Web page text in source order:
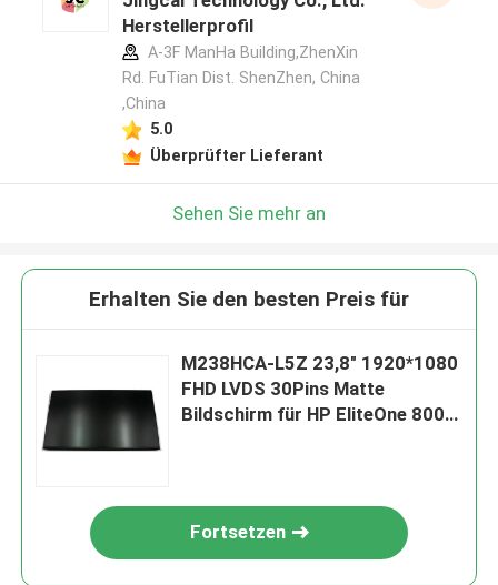
Herstellerprofil
A-3F ManHa Building,ZhenXin
Rd. FuTian Dist. ShenZhen, China
,China
5.0
Überprüfter Lieferant
Sehen Sie mehr an
Erhalten Sie den besten Preis für
M238HCA-L5Z 23,8" 1920*1080
FHD LVDS 30Pins Matte
Bildschirm für HP EliteOne 800
Fortsetzen